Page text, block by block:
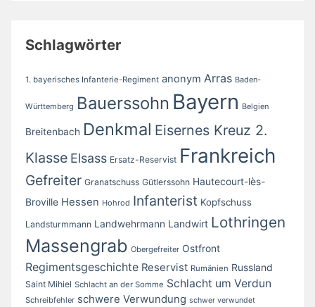
Schlagwörter
1. bayerisches Infanterie-Regiment anonym Arras Baden-
Württemberg Bauerssohn Bayern Belgien
Breitenbach Denkmal Eisernes Kreuz 2.
Klasse Elsass Ersatz-Reservist Frankreich
Gefreiter Granatschuss Gütlerssohn Hautecourt-lès-
Broville Hessen Hohrod Infanterist Kopfschuss
Landsturmmann Landwehrmann Landwirt Lothringen
Massengrab Obergefreiter Ostfront
Regimentsgeschichte Reservist Rumänien Russland
Saint Mihiel Schlacht an der Somme Schlacht um Verdun
Schreibfehler schwere Verwundung schwer verwundet